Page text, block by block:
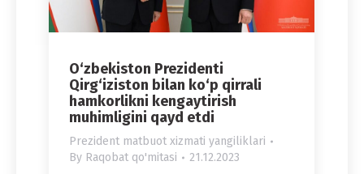
O‘zbekiston Prezidenti
Qirg‘iziston bilan ko‘p qirrali
hamkorlikni kengaytirish
muhimligini qayd etdi
Prezident matbuot xizmati yangiliklari
By Raqobat qo'mitasi 21.12.2023